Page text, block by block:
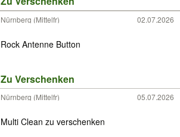
Nürnberg (Mittelfr) 02.07.2026
Rock Antenne Button
Zu Verschenken
Nürnberg (Mittelfr) 05.07.2026
Multi Clean zu verschenken